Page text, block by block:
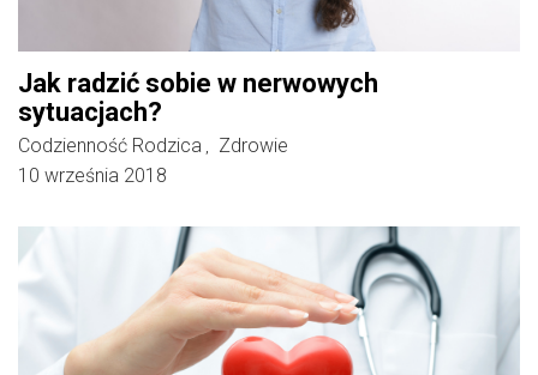
Jak radzić sobie w nerwowych
sytuacjach?
Codzienność Rodzica ,
Zdrowie
10 września 2018